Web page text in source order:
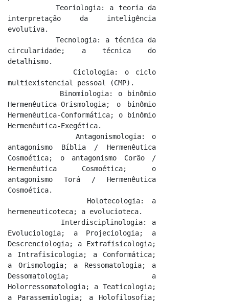
interpretação da inteligência
evolutiva.
circularidade; a técnica do
detalhismo.
multiexistencial pessoal (CMP).
Hermenêutica-Orismologia; o binômio
Hermenêutica-Conformática; o binômio
Hermenêutica-Exegética.
antagonismo Bíblia / Hermenêutica
Cosmoética; o antagonismo Corão /
Hermenêutica Cosmoética; o
antagonismo Torá / Hermenêutica
Cosmoética.
hermeneuticoteca; a evolucioteca.
Evoluciologia; a Projeciologia; a
Descrenciologia; a Extrafisicologia;
a Intrafisicologia; a Conformática;
a Orismologia; a Ressomatologia; a
Dessomatologia; a
Holorressomatologia; a Teaticologia;
a Parassemiologia; a Holofilosofia;